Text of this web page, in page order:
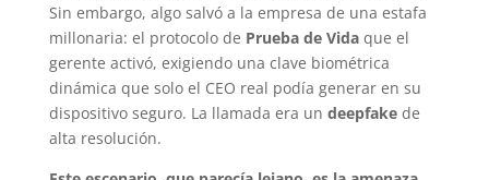
Sin embargo, algo salvó a la empresa de una estafa
millonaria: el protocolo de Prueba de Vidaque el
gerente activó, exigiendo una clave biométrica
dinámica que solo el CEO real podía generar en su
dispositivo seguro. La llamada era un deepfakede
alta resolución.